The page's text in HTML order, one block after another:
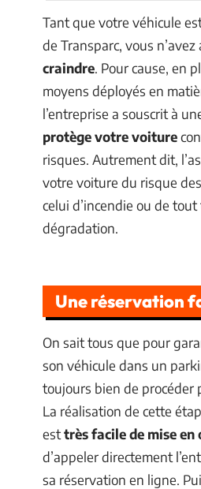
Tant que votre véhicule
de Transparc, vous
craindre. Pour cause, en
moyens déployés en
l’entreprise a souscrit à
protège votre voiture
risques. Autrement dit,
votre voiture du risque
celui d’incendie ou de
dégradation.
Une réservation
On sait tous que pour
son véhicule dans un
toujours bien de procéder
La réalisation de cette
esttrès facile de mise
d’appeler directement
sa réservation en ligne.